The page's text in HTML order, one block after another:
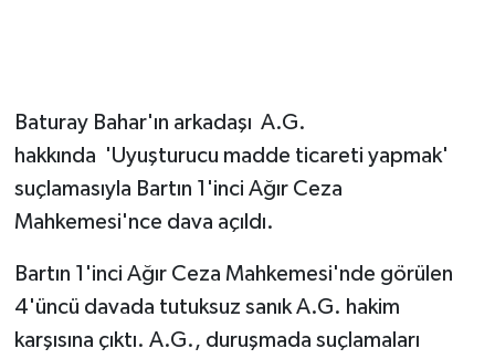
Baturay Bahar'ın arkadaşı A.G.
hakkında 'Uyuşturucu madde ticareti yapmak'
suçlamasıyla Bartın 1'inci Ağır Ceza
Mahkemesi'nce dava açıldı.
Bartın 1'inci Ağır Ceza Mahkemesi'nde görülen
4'üncü davada tutuksuz sanık A.G. hakim
karşısına çıktı. A.G., duruşmada suçlamaları